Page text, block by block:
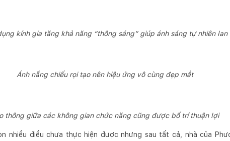
kính gia tăng khả năng “thông sáng” giúp ánh sáng tự nhiên
Ánh nắng chiếu rọi tạo nên hiệu ứng vô cùng đẹp mắt
thông giữa các không gian chức năng cũng được bố trí thuận lợi
nhiều điều chưa thực hiện được nhưng sau tất cả, nhà của